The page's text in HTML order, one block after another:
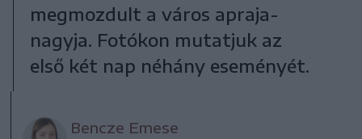
megmozdult a város apraja-
nagyja. Fotókon mutatjuk az
első két nap néhány eseményét.
Bencze Emese